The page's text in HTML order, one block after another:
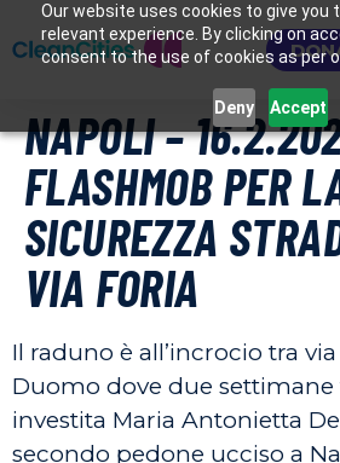
Our website uses cookies to give you
relevant experience. By clicking on
consent to the use of cookies as per
Deny Accept
NAPOLI –
FLASHMOB PER
SICUREZZA
VIA FORIA
Il raduno è all’incrocio tra
Duomo dove due settimane
investita Maria Antonietta
secondo pedone ucciso a